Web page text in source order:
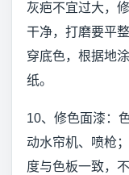
灰疤不宜过大，
干净，打磨要平
穿底色，根据地
纸。
10、修色面漆：
动水帘机、喷枪
度与色板一致，